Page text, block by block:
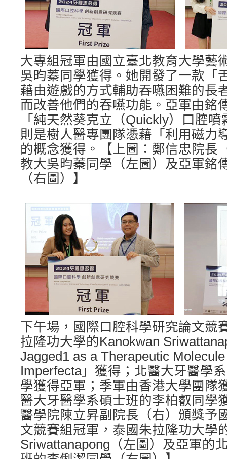
大專組冠軍由國立臺北教育大學藝
吳昀蓁同學獲得。她開發了一款「
藉由遊戲的方式輔助吞嚥困難的長
而改善他們的吞嚥功能。亞軍由銘
「純天然葵克立（Quickly）口腔
則是樹人醫專團隊憑藉「利用磁力
的概念獲得。【上圖：鄭信忠院長
教大吳昀蓁同學（左圖）及亞軍銘
（右圖）】
下午場，國際口腔科學研究論文競
拉隆功大學的Kanokwan
Jagged1 as a Therapeutic
Imperfecta」獲得；北醫大牙醫學
學獲得亞軍；季軍由香港大學團隊
醫大牙醫學系碩士班的李柏叡同學
醫學院陳立昇副院長（右）頒獎予
文競賽組冠軍，泰國朱拉隆功大學
Sriwattanapong（左圖）及亞軍的